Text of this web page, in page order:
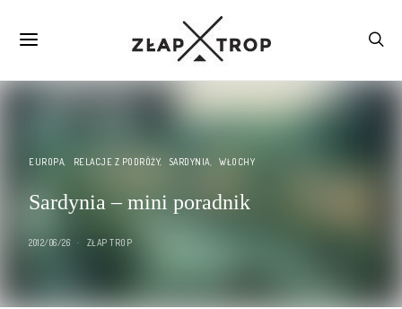
EUROPA RELACJE Z PODRÓŻY SARDYNIA WŁOCHY
Sardynia – mini poradnik
2012/06/26 ZŁAP TROP